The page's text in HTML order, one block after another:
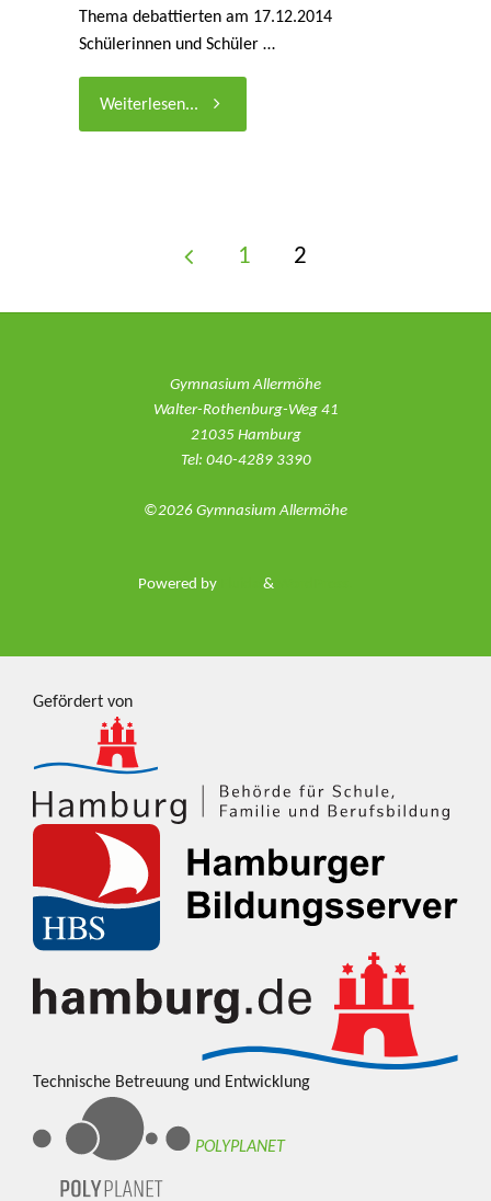
Thema debattierten am 17.12.2014
Schülerinnen und Schüler …
Weiterlesen... "Schulwettbewerb
der
Beiträge
1 2
Gymnasium Allermöhe
Walter-Rothenburg-Weg 41
21035 Hamburg
Tel: 040-4289 3390
©2026 Gymnasium Allermöhe
Powered by &
Gefördert von
Technische Betreuung und Entwicklung
POLYPLANET